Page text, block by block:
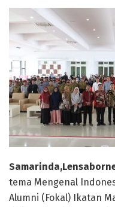
tema Mengenal
Alumni (Fokal) Ikatan